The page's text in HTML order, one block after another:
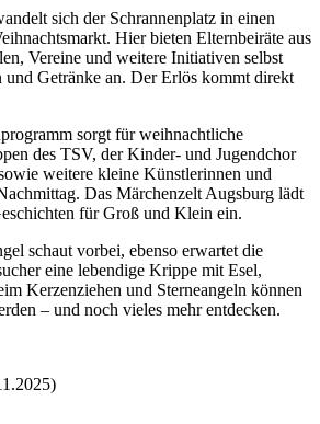
sich der Schrannenplatz in einen
Hier bieten Elternbeiräte aus
Vereine und weitere Initiativen selbst
und Getränke an. Der Erlös kommt direkt
sorgt für weihnachtliche
des TSV, der Kinder- und Jugendchor
weitere kleine Künstlerinnen und
Das Märchenzelt Augsburg lädt
für Groß und Klein ein.
schaut vorbei, ebenso erwartet die
eine lebendige Krippe mit Esel,
Kerzenziehen und Sterneangeln können
– und noch vieles mehr entdecken.